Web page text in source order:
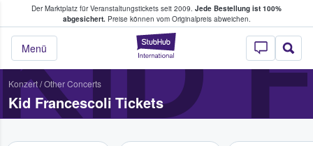
Der Marktplatz für Veranstaltungstickets seit 2009. Jede Bestellung ist 100%
abgesichert.Preise können vom Originalpreis abweichen.
StubHub - Wo
Menü
Tickets kaufen & verkaufen
Konzert/Other Concerts
Kid Francescoli Tickets